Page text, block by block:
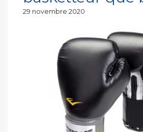
Publié
29 novembre 2020